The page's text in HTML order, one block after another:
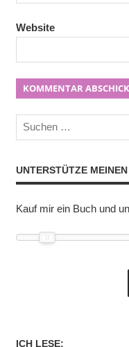
Website
UNTERSTÜTZE
Kauf mir ein Buch und
ICH LESE: